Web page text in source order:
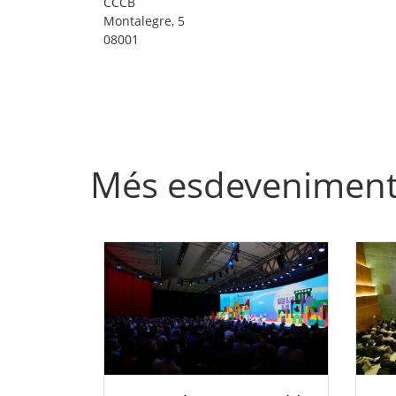
Montalegre, 5
08001
Més